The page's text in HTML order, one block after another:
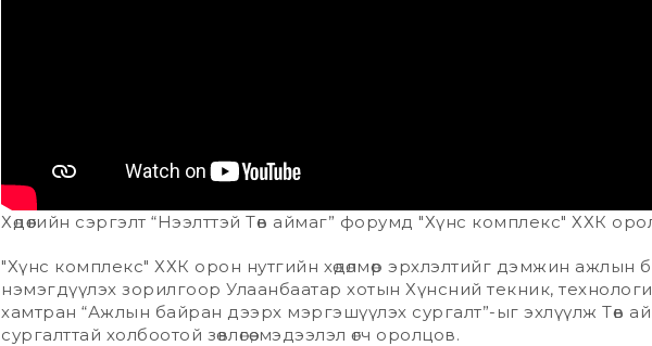
Хөдөөгийн сэргэлт “Нээлттэй Төв аймаг” форумд "Хүнс комплекс" ХХК
"Хүнс комплекс" ХХК орон нутгийн хөдөлмөр эрхлэлтийг дэмжин ажлын
нэмэгдүүлэх зорилгоор Улаанбаатар хотын Хүнсний текник,
хамтран “Ажлын байран дээрх мэргэшүүлэх сургалт”-ыг эхлүүлж Төв
сургалттай холбоотой зөвлөгөө, мэдээлэл өгч оролцов.